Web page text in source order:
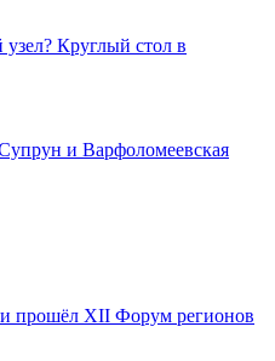
Круглый стол в
и Варфоломеевская
прошёл XII Форум регионов